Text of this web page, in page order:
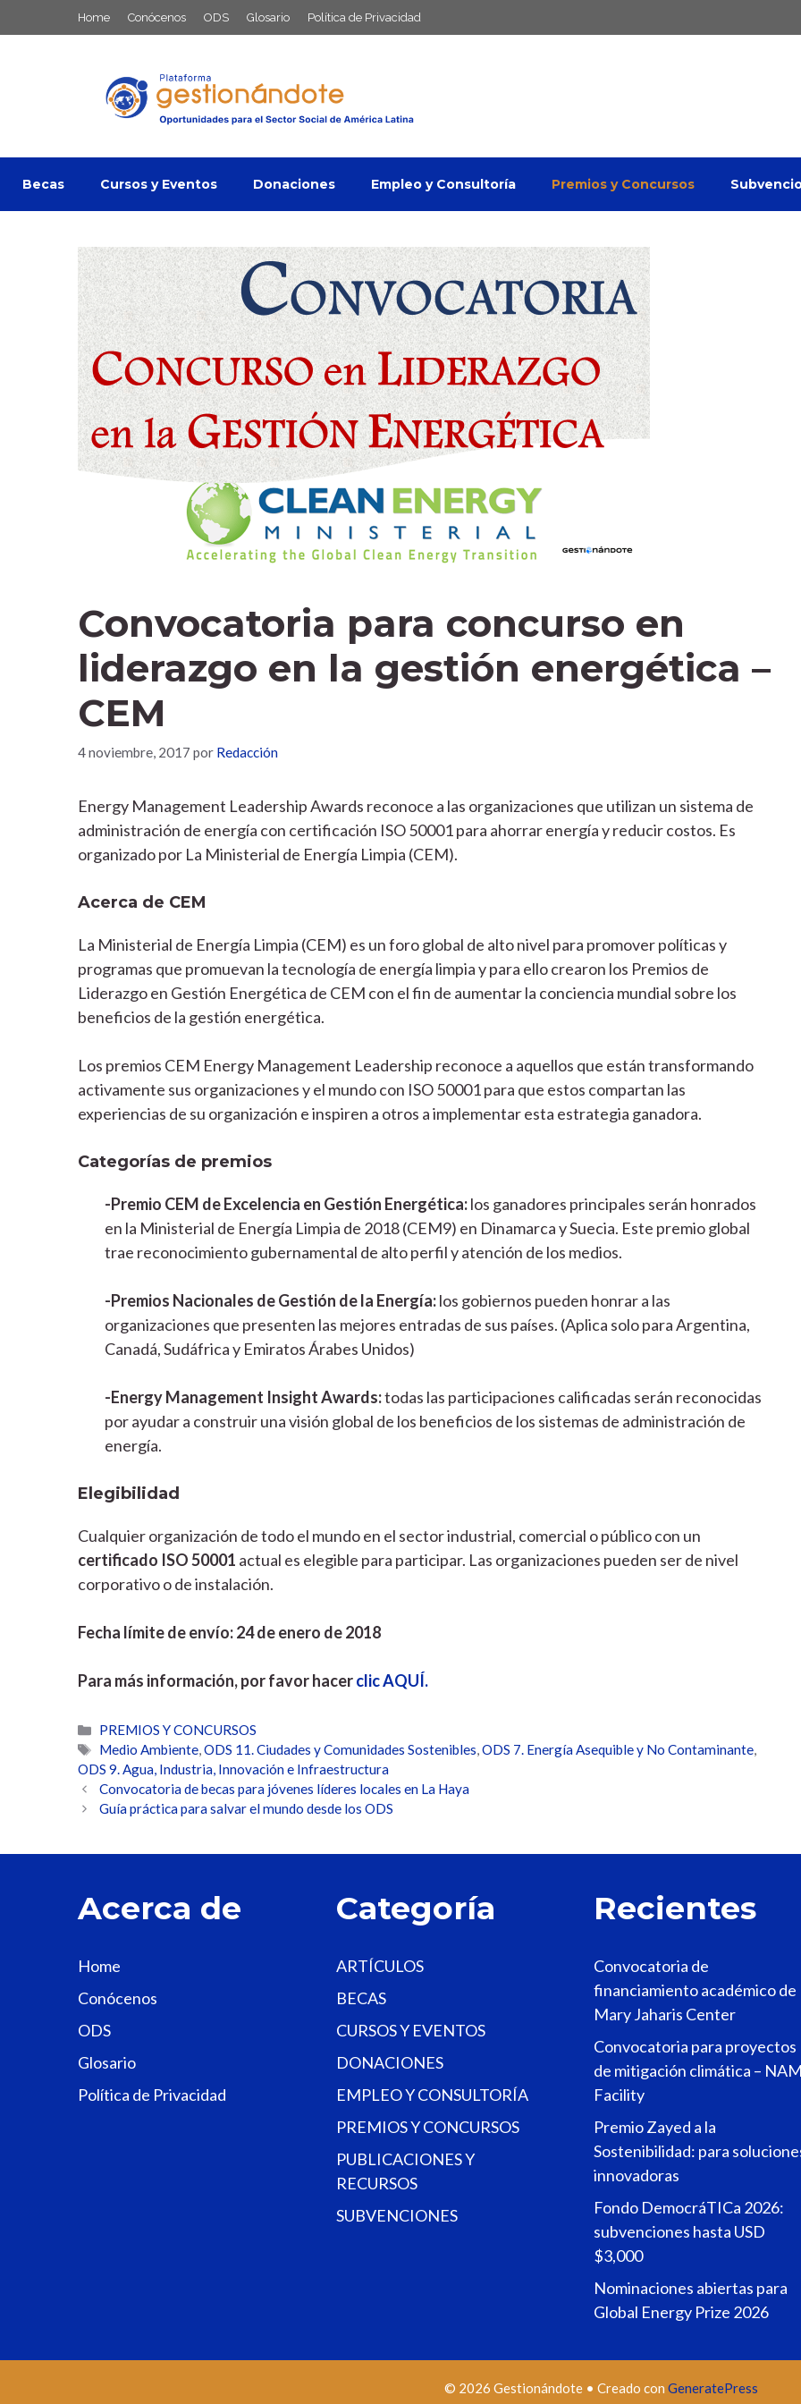
al
Home Conócenos ODS Glosario Política de Privacidad
Becas Cursos y Eventos Donaciones Empleo y Consultoría Premios y Concursos
Convocatoria para concurso en
liderazgo en la gestión energética –
CEM
4 noviembre, 2017 por Redacción
Energy Management Leadership Awards reconoce a las organizaciones que utilizan un sistema de
administración de energía con certificación ISO 50001 para ahorrar energía y reducir costos. Es
organizado por La Ministerial de Energía Limpia (CEM).
Acerca de CEM
La Ministerial de Energía Limpia (CEM) es un foro global de alto nivel para promover políticas y
programas que promuevan la tecnología de energía limpia y para ello crearon los Premios de
Liderazgo en Gestión Energética de CEM con el fin de aumentar la conciencia mundial sobre los
beneficios de la gestión energética.
Los premios CEM Energy Management Leadership reconoce a aquellos que están transformando
activamente sus organizaciones y el mundo con ISO 50001 para que estos compartan las
experiencias de su organización e inspiren a otros a implementar esta estrategia ganadora.
Categorías de premios
-Premio CEM de Excelencia en Gestión Energética:los ganadores principales serán honrados
en la Ministerial de Energía Limpia de 2018 (CEM9) en Dinamarca y Suecia. Este premio global
trae reconocimiento gubernamental de alto perfil y atención de los medios.
-Premios Nacionales de Gestión de la Energía:los gobiernos pueden honrar a las
organizaciones que presenten las mejores entradas de sus países. (Aplica solo para Argentina,
Canadá, Sudáfrica y Emiratos Árabes Unidos)
-Energy Management Insight Awards:todas las participaciones calificadas serán reconocidas
por ayudar a construir una visión global de los beneficios de los sistemas de administración de
energía.
Elegibilidad
Cualquier organización de todo el mundo en el sector industrial, comercial o público con un
certificado ISO 50001 actual es elegible para participar. Las organizaciones pueden ser de nivel
corporativo o de instalación.
Fecha límite de envío: 24 de enero de 2018
Para más información, por favor hacerclic AQUÍ.
Categorías
PREMIOS Y CONCURSOS
Etiquetas
Medio Ambiente,ODS 11. Ciudades y Comunidades Sostenibles,ODS 7. Energía Asequible y No Contaminante,
ODS 9. Agua, Industria, Innovación e Infraestructura
Convocatoria de becas para jóvenes líderes locales en La Haya
Guía práctica para salvar el mundo desde los ODS
Acerca de
Home
Conócenos
ODS
Glosario
Política de Privacidad
Categoría
ARTÍCULOS
BECAS
CURSOS Y EVENTOS
DONACIONES
EMPLEO Y CONSULTORÍA
PREMIOS Y CONCURSOS
PUBLICACIONES Y
RECURSOS
SUBVENCIONES
Recientes
Convocatoria de
financiamiento académico de
Mary Jaharis Center
Convocatoria para proyectos
de mitigación climática –
Facility
Premio Zayed a la
Sostenibilidad: para
innovadoras
Fondo DemocráTICa 2026:
subvenciones hasta USD
$3,000
Nominaciones abiertas para
Global Energy Prize 2026
© 2026 Gestionándote• Creado con GeneratePress